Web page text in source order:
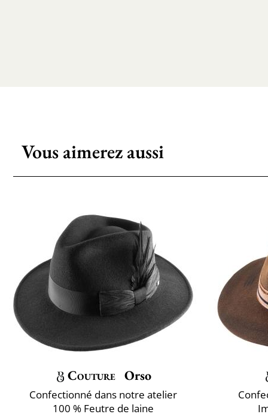
Vous aimerez aussi
Couture Orso
Confectionné dans notre atelier
100 % Feutre de laine